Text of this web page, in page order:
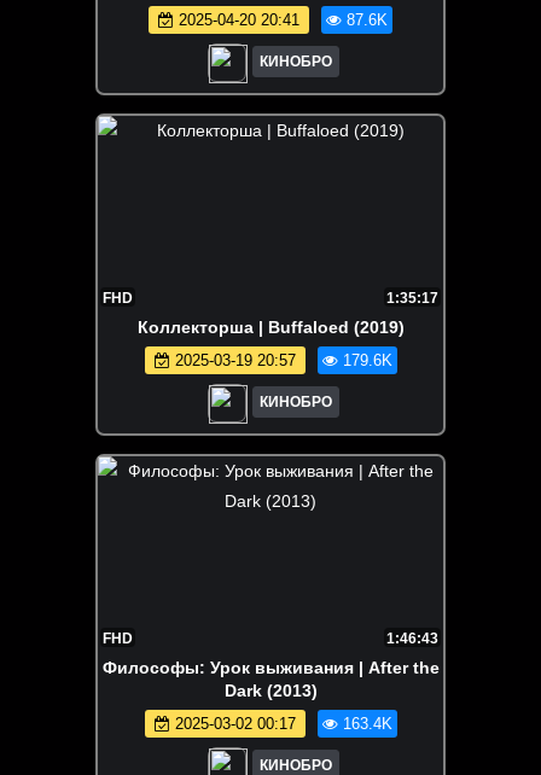
2025-04-20 20:41 87.6K
КИНОБРО
FHD 1:35:17
Коллекторша | Buffaloed (2019)
2025-03-19 20:57 179.6K
КИНОБРО
FHD 1:46:43
Философы: Урок выживания | After the
Dark (2013)
2025-03-02 00:17 163.4K
КИНОБРО